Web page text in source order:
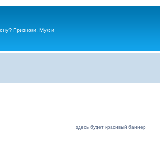
Признаки. Муж и
здесь будет красивый баннер